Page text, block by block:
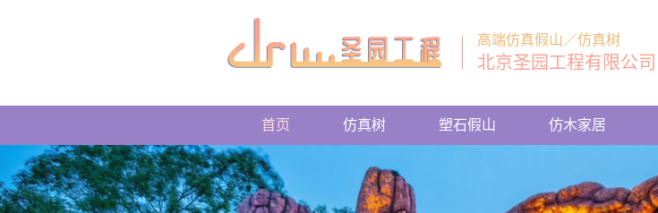
高端仿真假山／仿真树
北京圣园工程有限公司
首页 仿真树 塑石假山 仿木家居